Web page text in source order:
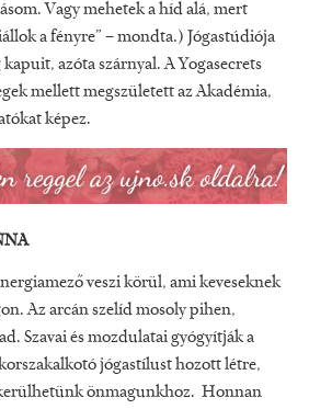
Vagy mehetek a híd alá, mert
a fényre” – mondta.) Jógastúdiója
azóta szárnyal. A Yogasecrets
mellett megszületett az Akadémia,
képez.
veszi körül, ami keveseknek
Az arcán szelíd mosoly pihen,
Szavai és mozdulatai gyógyítják a
jógastílust hozott létre,
önmagunkhoz. Honnan